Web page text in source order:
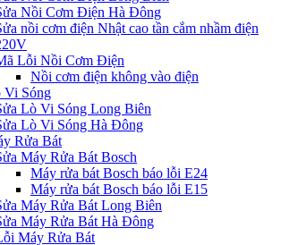
Nồi Cơm Điện Hà Đông
nồi cơm điện Nhật cao tần cắm nhầm điện
Lỗi Nồi Cơm Điện
Nồi cơm điện không vào điện
Vi Sóng
Lò Vi Sóng Long Biên
Lò Vi Sóng Hà Đông
Rửa Bát
Máy Rửa Bát Bosch
Máy rửa bát Bosch báo lỗi E24
Máy rửa bát Bosch báo lỗi E15
Máy Rửa Bát Long Biên
Máy Rửa Bát Hà Đông
Máy Rửa Bát